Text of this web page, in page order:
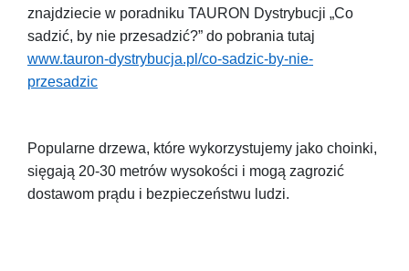
znajdziecie w poradniku TAURON Dystrybucji „Co
sadzić, by nie przesadzić?” do pobrania tutaj
www.tauron-dystrybucja.pl/co-sadzic-by-nie-
przesadzic
Popularne drzewa, które wykorzystujemy jako choinki,
sięgają 20-30 metrów wysokości i mogą zagrozić
dostawom prądu i bezpieczeństwu ludzi.